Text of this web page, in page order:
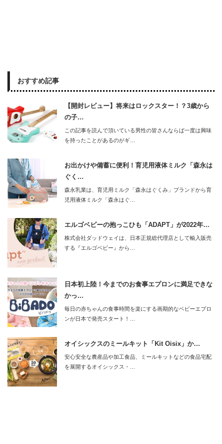
おすすめ記事
【開封レビュー】将来はロックスター！？3歳から
の子…
この記事を読んで頂いている男性の皆さんならば一度は興味
を持ったことがあるのがギ…
お出かけや備蓄に便利！育児用液体ミルク「森永は
ぐく…
森永乳業は、育児用ミルク「森永はぐくみ」ブランドから育
児用液体ミルク「森永はぐ…
エルゴベビーの抱っこひも「ADAPT」が2022年…
株式会社ダッドウェイは、日本正規総代理店として輸入販売
する『エルゴベビー』から…
日本初上陸！今までのお食事エプロンに満足できな
かっ…
毎日の赤ちゃんの食事時間を楽にする画期的なベビーエプロ
ンが日本で発売スタート！…
オイシックスのミールキット「Kit Oisix」か…
安心安全な農産品や加工食品、ミールキットなどの食品宅配
を展開するオイシックス・…